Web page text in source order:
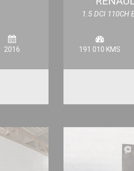
2016
1.5 DCI 110CH
191 010 KMS